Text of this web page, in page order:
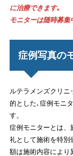
に治療でき ます｡
モニターは随時募集
症例写真の
ルテラメンズクリニ
的とした､症例モニ
す。
症例モニターとは、
礼として施術を特別
額は施術内容により